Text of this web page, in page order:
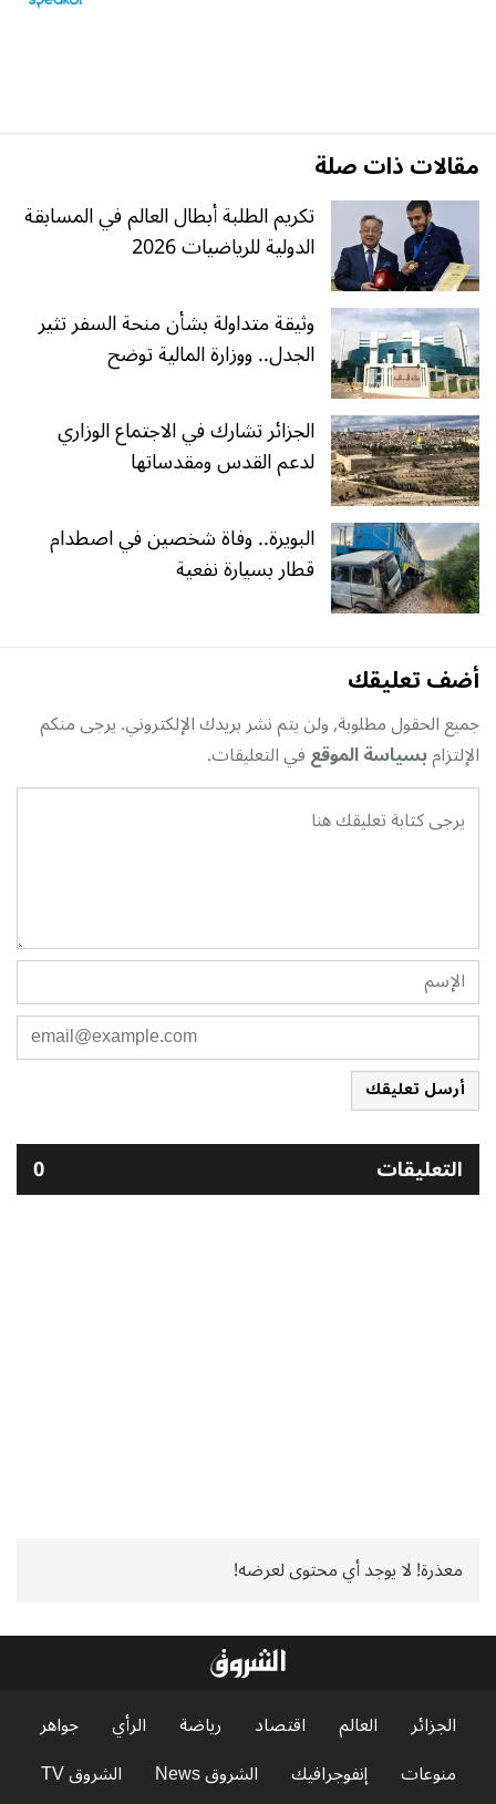
مقالات ذات صلة
تكريم الطلبة أبطال العالم في المسابقة
الدولية للرياضيات 2026
وثيقة متداولة بشأن منحة السفر تثير
الجدل.. ووزارة المالية توضح
الجزائر تشارك في الاجتماع الوزاري
لدعم القدس ومقدساتها
البويرة.. وفاة شخصين في اصطدام
قطار بسيارة نفعية
أضف تعليقك
جميع الحقول مطلوبة, ولن يتم نشر بريدك الإلكتروني. يرجى منكم
الإلتزامبسياسة الموقعفي التعليقات.
أرسل تعليقك
التعليقات 0
معذرة! لا يوجد أي محتوى لعرضه!
الجزائر العالم اقتصاد رياضة الرأي
جواهر
منوعات
إنفوجرافيك الشروق News
الشروق TV